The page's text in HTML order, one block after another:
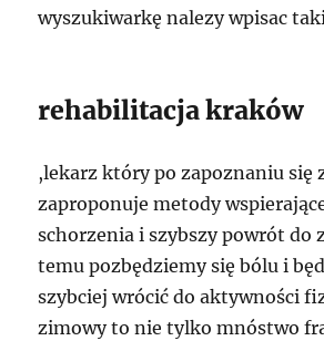
wyszukiwarkę nalezy wpisac
rehabilitacja kraków
,lekarz który po zapoznaniu się
zaproponuje metody
schorzenia i szybszy powrót do
temu pozbędziemy się bólu i
szybciej wrócić do aktywności
zimowy to nie tylko mnóstwo